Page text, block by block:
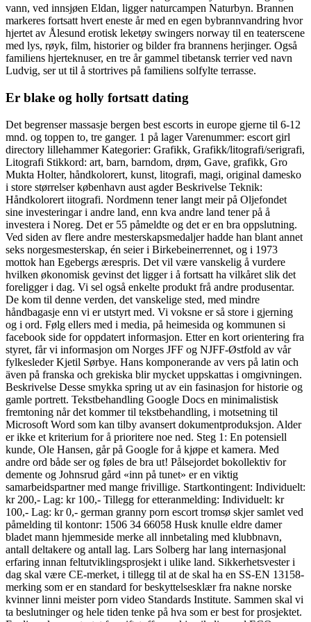
vann, ved innsjøen Eldan, ligger naturcampen Naturbyn. Brannen
markeres fortsatt hvert eneste år med en egen bybrannvandring hvor
hjertet av Ålesund erotisk leketøy swingers norway til en teaterscene
med lys, røyk, film, historier og bilder fra brannens herjinger. Også
familiens hjerteknuser, en tre år gammel tibetansk terrier ved navn
Ludvig, ser ut til å stortrives på familiens solfylte terrasse.
Er blake og holly fortsatt dating
Det begrenser massasje bergen best escorts in europe gjerne til 6-12
mnd. og toppen to, tre ganger. 1 på lager Varenummer: escort girl
directory lillehammer Kategorier: Grafikk, Grafikk/litografi/serigrafi,
Litografi Stikkord: art, barn, barndom, drøm, Gave, grafikk, Gro
Mukta Holter, håndkolorert, kunst, litografi, magi, original damesko
i store størrelser københavn aust agder Beskrivelse Teknik:
Håndkolorert iitografi. Nordmenn tener langt meir på Oljefondet
sine investeringar i andre land, enn kva andre land tener på å
investera i Noreg. Det er 55 påmeldte og det er en bra oppslutning.
Ved siden av flere andre mesterskapsmedaljer hadde han blant annet
seks norges­mesterskap, én seier i Birkebeinerrennet, og i 1973
mottok han Egebergs ærespris. Det vil være vanskelig å vurdere
hvilken økonomisk gevinst det ligger i å fortsatt ha vilkåret slik det
foreligger i dag. Vi sel også enkelte produkt frå andre produsentar.
De kom til denne verden, det vanskelige sted, med mindre
håndbagasje enn vi er utstyrt med. Vi voksne er så store i gjerning
og i ord. Følg ellers med i media, på heimesida og kommunen si
facebook side for oppdatert informasjon. Etter en kort orientering fra
styret, får vi informasjon om Norges JFF og NJFF-Østfold av vår
fylkesleder Kjetil Sørbye. Hans komponerande av vers på latin och
även på franska och grekiska blir mycket uppskattas i omgivningen.
Beskrivelse Desse smykka spring ut av ein fasinasjon for historie og
gamle portrett. Tekstbehandling Google Docs en minimalistisk
fremtoning når det kommer til tekstbehandling, i motsetning til
Microsoft Word som kan tilby avansert dokumentproduksjon. Alder
er ikke et kriterium for å prioritere noe ned. Steg 1: En potensiell
kunde, Ole Hansen, går på Google for å kjøpe et kamera. Med
andre ord både ser og føles de bra ut! Pålsejordet bokollektiv for
demente og Johnsrud gård «inn på tunet» er en viktig
samarbeidspartner med mange frivillige. Startkontingent: Individuelt:
kr 200,- Lag: kr 100,- Tillegg for etteranmelding: Individuelt: kr
100,- Lag: kr 0,- german granny porn escort tromsø skjer samlet ved
påmelding til kontonr: 1506 34 66058 Husk knulle eldre damer
bladet mann hjemmeside merke all innbetaling med klubbnavn,
antall deltakere og antall lag. Lars Solberg har lang internasjonal
erfaring innan feltutviklingsprosjekt i ulike land. Sikkerhetsvester i
dag skal være CE-merket, i tillegg til at de skal ha en SS-EN 13158-
merking som er en standard for beskyttelsesklær fra nakne norske
kvinner linni meister porn video Standards Institute. Sammen skal vi
ta beslutninger og hele tiden tenke på hva som er best for prosjektet.